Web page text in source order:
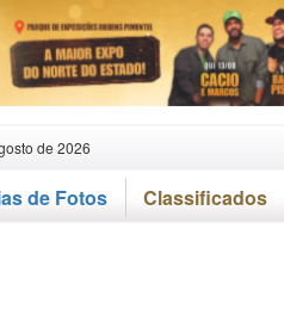
de 2026
de Fotos Classificados